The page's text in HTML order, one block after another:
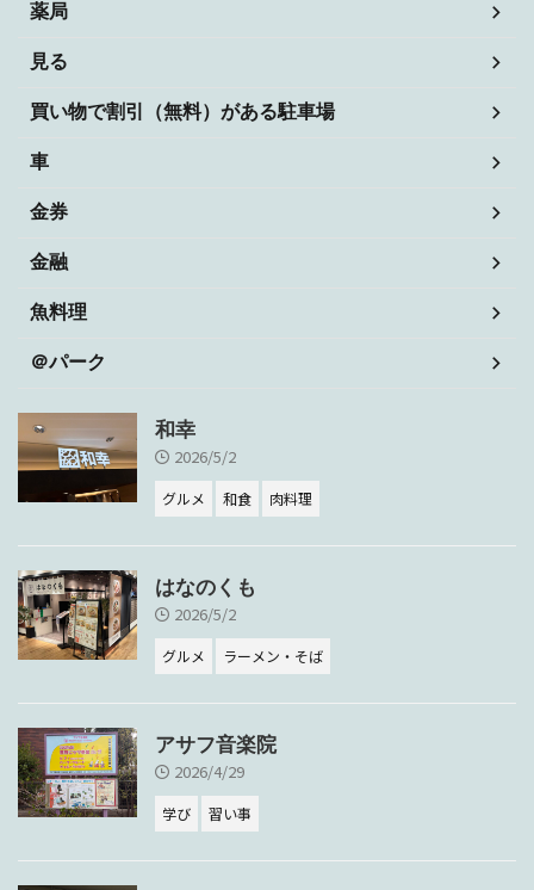
薬局
見る
買い物で割引（無料）がある駐車場
車
金券
金融
魚料理
＠パーク
和幸
2026/5/2
グルメ 和食 肉料理
はなのくも
2026/5/2
グルメ ラーメン・そば
アサフ音楽院
2026/4/29
学び 習い事